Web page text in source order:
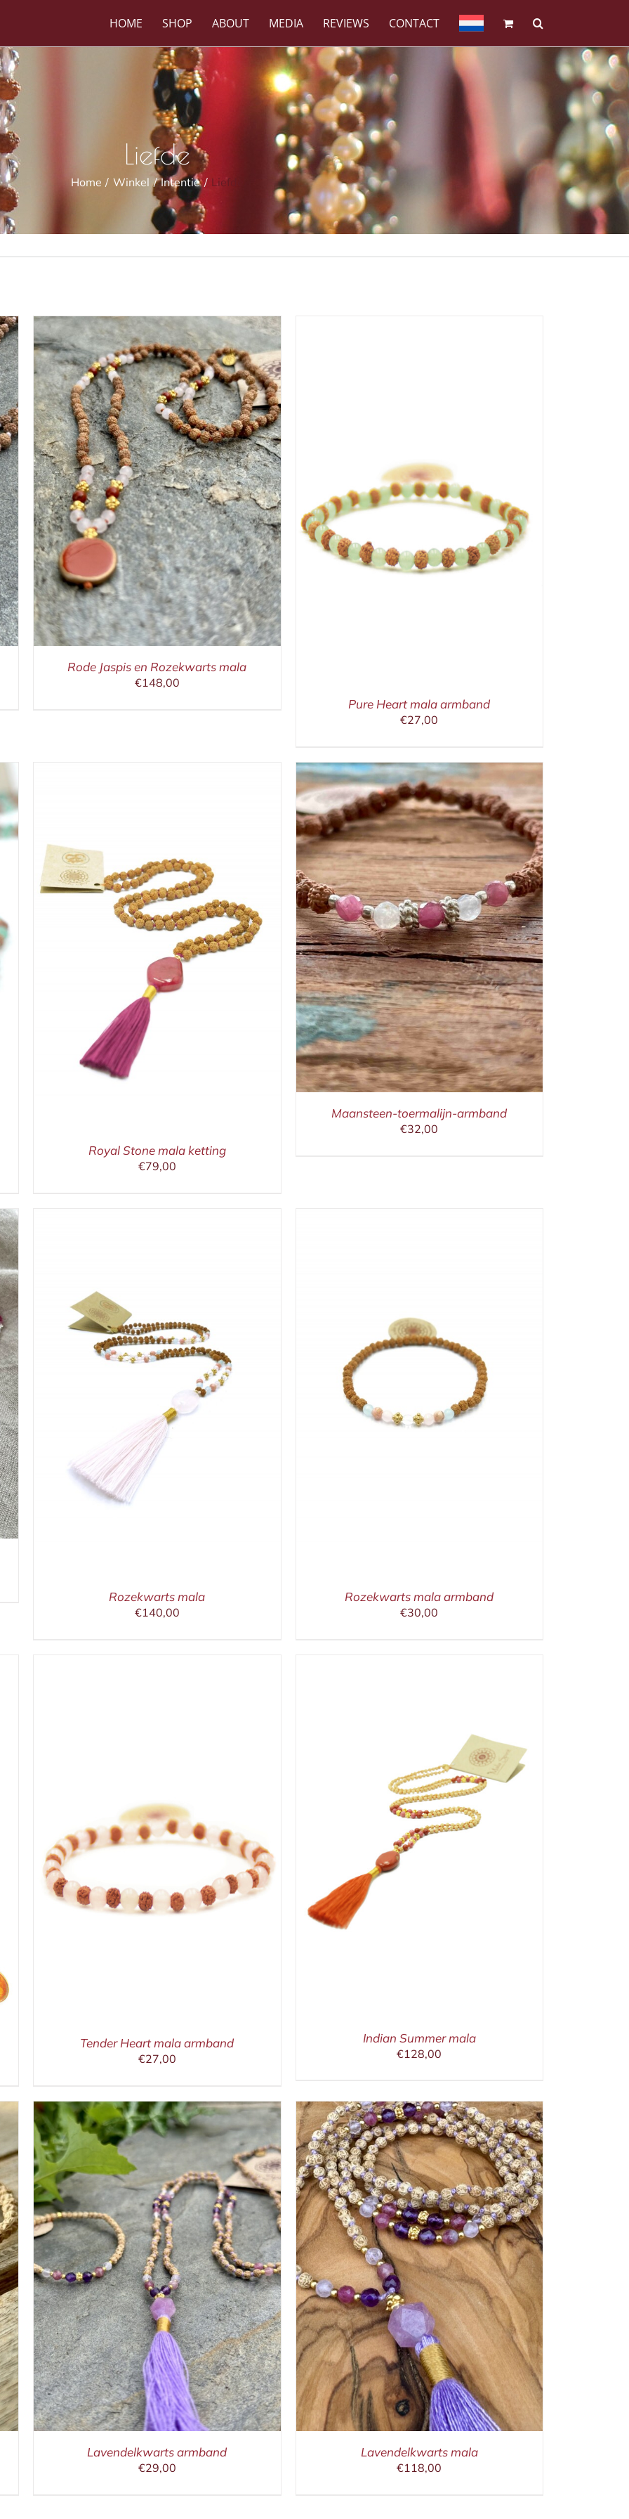
HOME SHOP ABOUT MEDIA REVIEWS CONTACT
Liefde
Home Winkel Intentie Liefde
Rode Jaspis en Rozekwarts mala
€148,00
IN WINKELMAND / DETAILS
Pure Heart mala armband
€27,00
Royal Stone mala ketting
€79,00
IN WINKELMAND / DETAILS
Maansteen-toermalijn-armband
€32,00
Rozekwarts mala
€140,00
/ DETAILS
Rozekwarts mala armband
€30,00
Tender Heart mala armband
€27,00
IN WINKELMAND / DETAILS
Indian Summer mala
€128,00
Lavendelkwarts armband
€29,00
IN WINKELMAND / DETAILS
Lavendelkwarts mala
€118,00